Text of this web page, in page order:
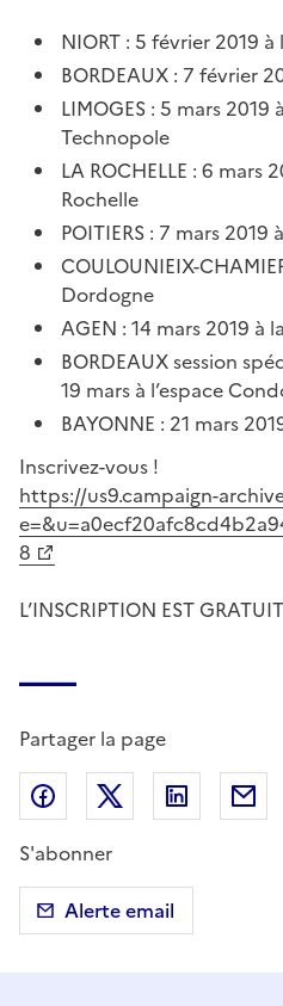
NIORT : 5 février 2019
BORDEAUX : 7 février
LIMOGES : 5 mars 2019
Technopole
LA ROCHELLE : 6 mars
Rochelle
POITIERS : 7 mars 2019
COULOUNIEIX-
Dordogne
AGEN : 14 mars 2019 à
BORDEAUX session
19 mars à l’espace
BAYONNE : 21 mars
Inscrivez-vous !
https://us9.campaign-
8
L’INSCRIPTION EST
Partager la page
Partager sur Facebook
Partager sur X
S'abonner
Alerte email